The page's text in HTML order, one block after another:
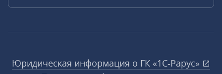
Юридическая информация о ГК «1С‑Рарус»